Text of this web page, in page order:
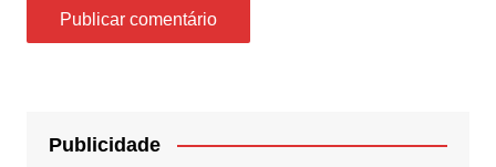
Publicidade